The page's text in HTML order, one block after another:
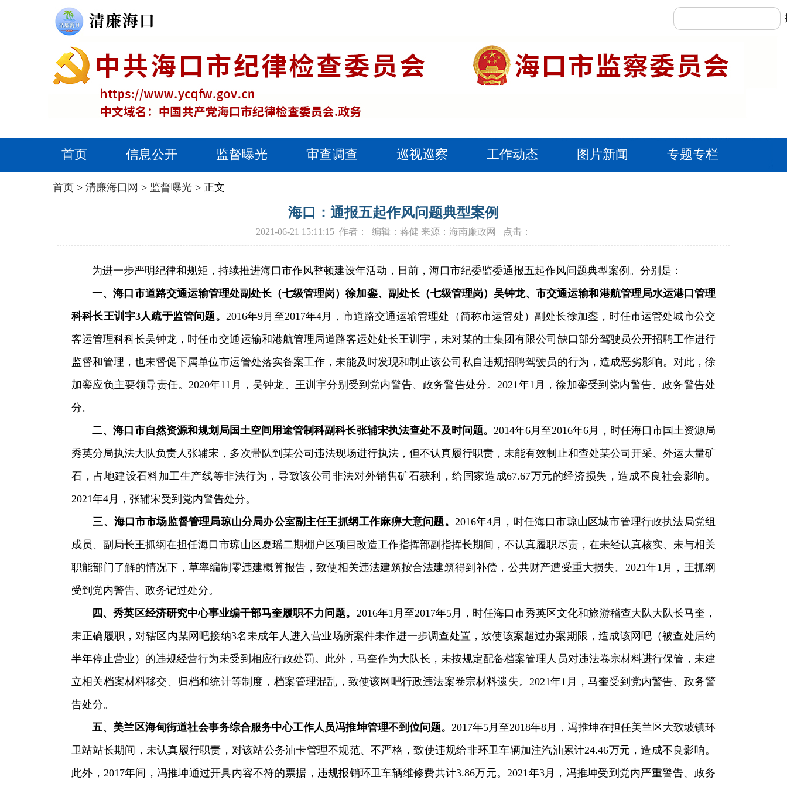
首页 信息公开 监督曝光 审查调查 巡视巡察 工作动态 图片新闻 专题专栏
首页 > 清廉海口网 > 监督曝光 > 正文
海口：通报五起作风问题典型案例
2021-06-21 15:11:15 作者： 编辑：蒋健 来源：海南廉政网 点击：
为进一步严明纪律和规矩，持续推进海口市作风整顿建设年活动，日前，海口市纪委监委通报五起作风问题典型案例。分别是：
一、海口市道路交通运输管理处副处长（七级管理岗）徐加銮、副处长（七级管理岗）吴钟龙、市交通运输和港航管理局水运港口管理
科科长王训宇3人疏于监管问题。 2016年9月至2017年4月，市道路交通运输管理处（简称市运管处）副处长徐加銮，时任市运管处城市公交
客运管理科科长吴钟龙，时任市交通运输和港航管理局道路客运处处长王训宇，未对某的士集团有限公司缺口部分驾驶员公开招聘工作进行
监督和管理，也未督促下属单位市运管处落实备案工作，未能及时发现和制止该公司私自违规招聘驾驶员的行为，造成恶劣影响。对此，徐
加銮应负主要领导责任。2020年11月，吴钟龙、王训宇分别受到党内警告、政务警告处分。2021年1月，徐加銮受到党内警告、政务警告处
分。
二、海口市自然资源和规划局国土空间用途管制科副科长张辅宋执法查处不及时问题。2014年6月至2016年6月，时任海口市国土资源局
秀英分局执法大队负责人张辅宋，多次带队到某公司违法现场进行执法，但不认真履行职责，未能有效制止和查处某公司开采、外运大量矿
石，占地建设石料加工生产线等非法行为，导致该公司非法对外销售矿石获利，给国家造成67.67万元的经济损失，造成不良社会影响。
2021年4月，张辅宋受到党内警告处分。
三、海口市市场监督管理局琼山分局办公室副主任王抓纲工作麻痹大意问题。 2016年4月，时任海口市琼山区城市管理行政执法局党组
成员、副局长王抓纲在担任海口市琼山区夏瑶二期棚户区项目改造工作指挥部副指挥长期间，不认真履职尽责，在未经认真核实、未与相关
职能部门了解的情况下，草率编制零违建概算报告，致使相关违法建筑按合法建筑得到补偿，公共财产遭受重大损失。2021年1月，王抓纲
受到党内警告、政务记过处分。
四、秀英区经济研究中心事业编干部马奎履职不力问题。 2016年1月至2017年5月，时任海口市秀英区文化和旅游稽查大队大队长马奎，
未正确履职，对辖区内某网吧接纳3名未成年人进入营业场所案件未作进一步调查处置，致使该案超过办案期限，造成该网吧（被查处后约
半年停止营业）的违规经营行为未受到相应行政处罚。此外，马奎作为大队长，未按规定配备档案管理人员对违法卷宗材料进行保管，未建
立相关档案材料移交、归档和统计等制度，档案管理混乱，致使该网吧行政违法案卷宗材料遗失。2021年1月，马奎受到党内警告、政务警
告处分。
五、美兰区海甸街道社会事务综合服务中心工作人员冯推坤管理不到位问题。 2017年5月至2018年8月，冯推坤在担任美兰区大致坡镇环
卫站站长期间，未认真履行职责，对该站公务油卡管理不规范、不严格，致使违规给非环卫车辆加注汽油累计24.46万元，造成不良影响。
此外，2017年间，冯推坤通过开具内容不符的票据，违规报销环卫车辆维修费共计3.86万元。2021年3月，冯推坤受到党内严重警告、政务